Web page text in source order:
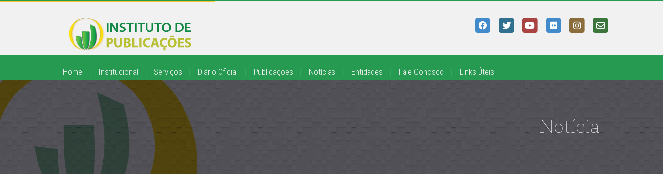
Home Institucional Serviços Diário Oficial Publicações Notícias Entidades Fale Conosco Links Úteis
Notícia